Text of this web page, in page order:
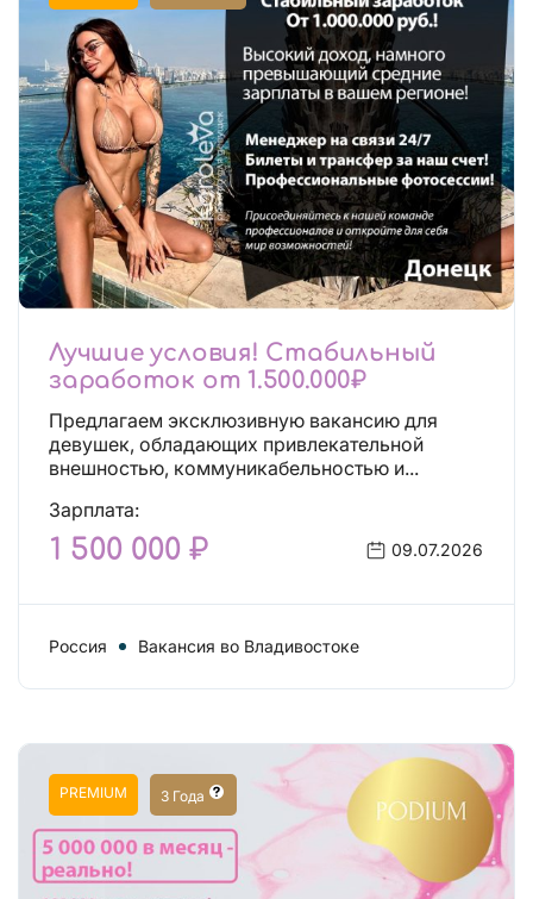
Лучшие условия! Стабильный
заработок от 1.500.000₽
Предлагаем эксклюзивную вакансию для
девушек, обладающих привлекательной
внешностью, коммуникабельностью и...
Зарплата:
1 500 000 ₽ 09.07.2026
Россия Вакансия во Владивостоке
PREMIUM 3 Года